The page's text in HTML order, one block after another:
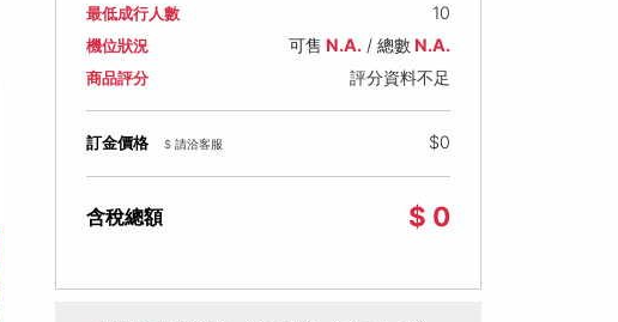
最低成行人數 10
機位狀況 可售 N.A./ 總數N.A.
商品評分 評分資料不足
訂金價格 $ 請洽客服 $0
含稅總額 $ 0